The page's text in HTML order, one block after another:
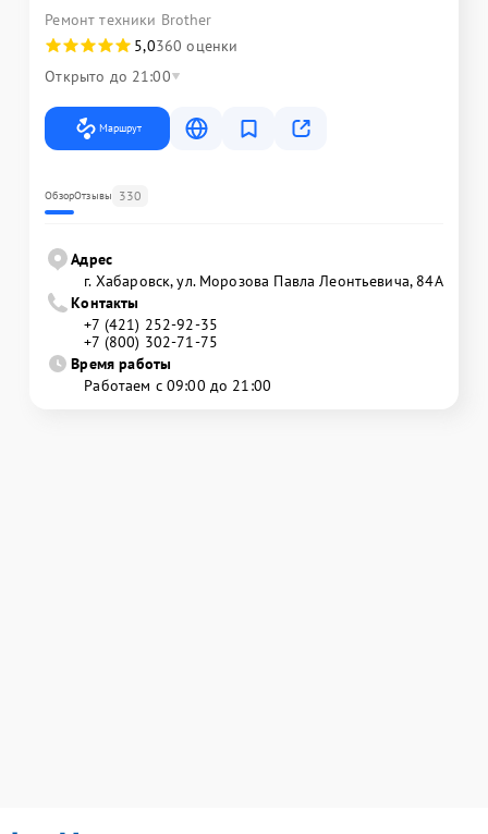
Ремонт техники Brother
5,0360 оценки
Открыто до 21:00
Маршрут
ОбзорОтзывы 330
Адрес
г. Хабаровск, ул. Морозова Павла Леонтьевича, 84А
Контакты
+7 (421) 252-92-35
+7 (800) 302-71-75
Время работы
Работаем с 09:00 до 21:00